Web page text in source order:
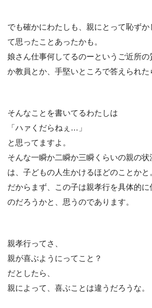
でも確かにわたしも、親にとって恥ずか
て思ったことあったかも。
娘さん仕事何してるのーというご近所の
か教員とか、手堅いところで答えられた
そんなことを書いてるわたしは
「ハァくだらねぇ…」
と思ってますよ。
そんな一瞬か二瞬か三瞬くらいの親の状
は、子どもの人生かけるほどのことかと
だからまず、この子は親孝行を具体的に
のだろうかと、思うのであります。
親孝行ってさ、
親が喜ぶようにってこと？
だとしたら、
親によって、喜ぶことは違うだろうな。